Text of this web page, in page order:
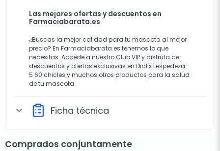
Las mejores ofertas y descuentos en
Farmaciabarata.es
¿Buscas la mejor calidad para tu mascota al mejor
precio? En Farmaciabarata.es tenemos lo que
necesitas. Accede a nuestro Club VIP y disfruta de
descuentos y ofertas exclusivas en Dialix Lespedeza-
5 60 chicles y muchos otros productos para la salud
de tu mascota.
expand_more Ficha técnica
Comprados conjuntamente